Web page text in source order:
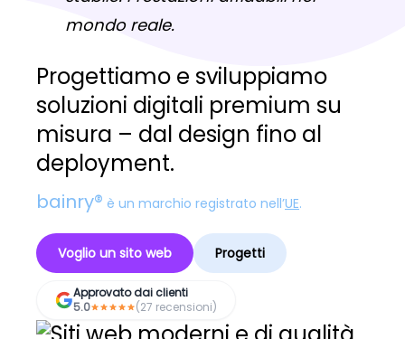
mondo reale.
Progettiamo e sviluppiamo
soluzioni digitali premium su
misura – dal design fino al
deployment.
bainry® è un marchio registrato nell’UE.
Voglio un sito web Progetti
Approvato dai clienti
5.0
(27 recensioni)